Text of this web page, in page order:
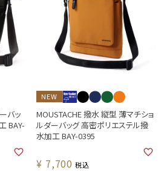
バッ
BAY-
NEW
MOUSTACHE 撥水 縦型 薄マチショ
ルダーバッグ 高密ポリエステル撥
水加工 BAY-0395
¥ 7,700 税込